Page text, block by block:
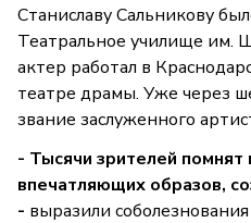
Станиславу Сальникову
Театральное училище им.
актер работал в
театре драмы. Уже через
звание заслуженного
- Тысячи зрителей
впечатляющих образов,
- выразили